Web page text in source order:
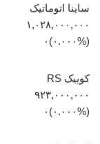
ساینا اتوماتیک
۱,۰۲۸,۰۰۰,۰۰۰
(۰.۰۰۰%)۰
کوییک RS
۹۲۳,۰۰۰,۰۰۰
(۰.۰۰۰%)۰